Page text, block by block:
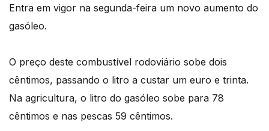
Entra em vigor na segunda-feira um novo aumento do
gasóleo.
O preço deste combustível rodoviário sobe dois
cêntimos, passando o litro a custar um euro e trinta.
Na agricultura, o litro do gasóleo sobe para 78
cêntimos e nas pescas 59 cêntimos.